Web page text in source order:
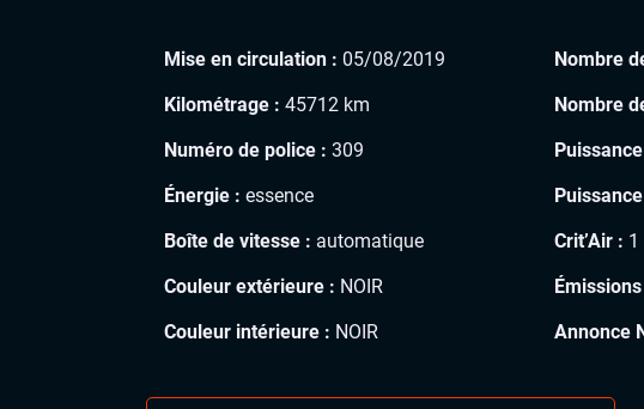
Mise en circulation : 05/08/2019
Kilométrage : 45712 km
Numéro de police : 309
Énergie : essence
Boîte de vitesse : automatique
Couleur extérieure : NOIR
Couleur intérieure : NOIR
Nombre
Nombre
Crit’Air : 1
Annonce